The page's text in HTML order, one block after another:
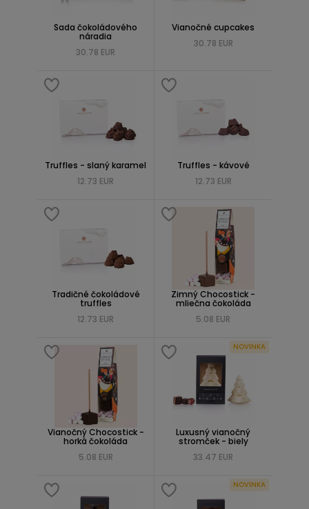
Sada čokoládového
náradia
30.78 EUR
Vianočné cupcakes
30.78 EUR
Truffles - slaný karamel
12.73 EUR
Truffles - kávové
12.73 EUR
Tradičné čokoládové
truffles
12.73 EUR
Zimný Chocostick -
mliečna čokoláda
5.08 EUR
Vianočný Chocostick -
horká čokoláda
5.08 EUR
NOVINKA
Luxusný vianočný
stromček - biely
33.47 EUR
NOVINKA